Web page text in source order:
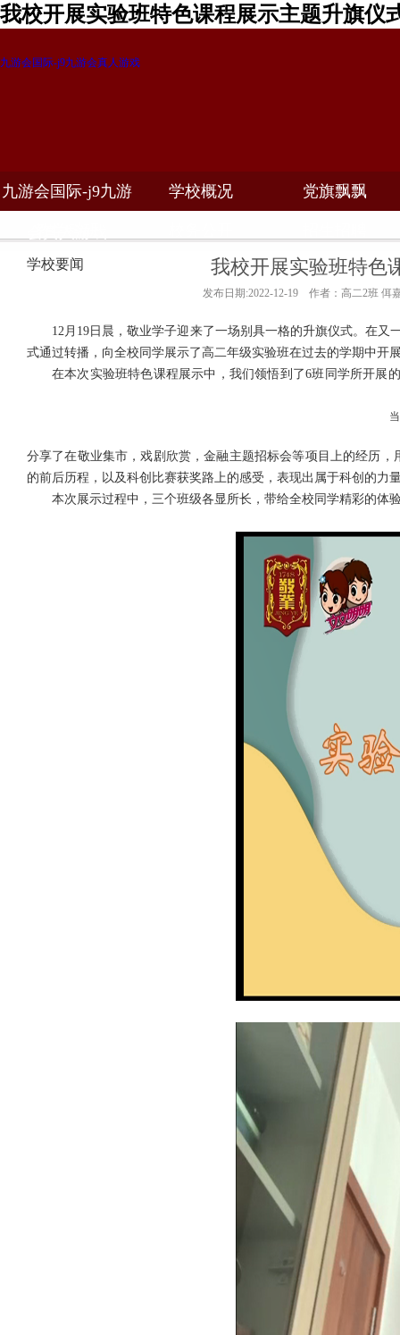
我校开展实验班特色课程展示主题升旗仪
九游会国际-j9九游会真人游戏
九游会国际-j9九游 学校概况 党旗飘飘
学校要闻 我校开展实验班特色
发布日期:2022-12-19 作者：高二2班 佴
12月 19 日晨，敬业学子迎来了一场别具一格的升旗仪式。在又
式通过转播，向全校同学展示了高二年级实验班在过去的学期中开
在本次实验班特色课程展示中，我们领悟到了6班同学所开展
分享了在敬业集市，戏剧欣赏，金融主题招标会等项目上的经历
的前后历程，以及科创比赛获奖路上的感受，表现出属于科创的力
本次展示过程中，三个班级各显所长，带给全校同学精彩的体